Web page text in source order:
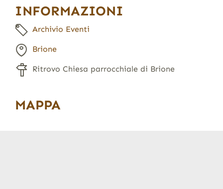
INFORMAZIONI
Archivio Eventi
Brione
Ritrovo Chiesa parrocchiale di Brione
MAPPA